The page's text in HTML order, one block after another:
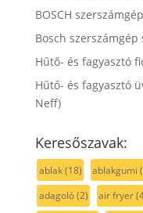
BOSCH
Bosch szerszámgép
Hűtő- és fagyasztó
Hűtő- és fagyasztó
Neff)
Keresőszavak:
ablak(18) ablakgumi
adagoló(2) air fryer